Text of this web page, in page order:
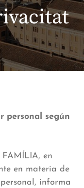
personal según
FAMÍLIA, en
en materia de
informa